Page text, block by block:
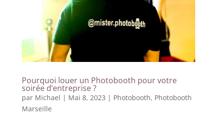
Pourquoi louer un Photobooth pour votre
soirée d’entreprise ?
par Michael | Mai 8, 2023 | Photobooth, Photobooth
Marseille